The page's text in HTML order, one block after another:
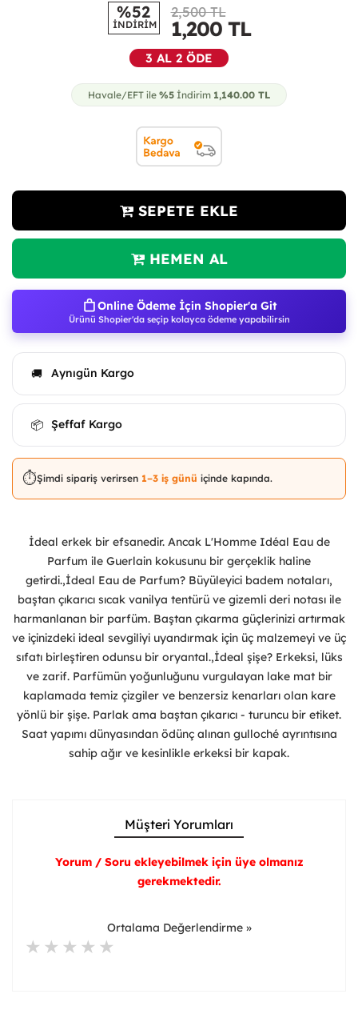
%52
İNDİRİM
2,500 TL
1,200TL
3 AL 2 ÖDE
Havale/EFT ile %5 İndirim 1,140.00 TL
SEPETE EKLE
HEMEN AL
Online Ödeme İçin Shopier'a Git
Ürünü Shopier'da seçip kolayca ödeme yapabilirsin
🚚 Aynıgün Kargo
📦 Şeffaf Kargo
⏱️Şimdi sipariş verirsen 1–3 iş günü içinde kapında.
İdeal erkek bir efsanedir. Ancak L'Homme Idéal Eau de
Parfum ile Guerlain kokusunu bir gerçeklik haline
getirdi.,İdeal Eau de Parfum? Büyüleyici badem notaları,
baştan çıkarıcı sıcak vanilya tentürü ve gizemli deri notası ile
harmanlanan bir parfüm. Baştan çıkarma güçlerinizi artırmak
ve içinizdeki ideal sevgiliyi uyandırmak için üç malzemeyi ve üç
sıfatı birleştiren odunsu bir oryantal.,İdeal şişe? Erkeksi, lüks
ve zarif. Parfümün yoğunluğunu vurgulayan lake mat bir
kaplamada temiz çizgiler ve benzersiz kenarları olan kare
yönlü bir şişe. Parlak ama baştan çıkarıcı - turuncu bir etiket.
Saat yapımı dünyasından ödünç alınan gulloché ayrıntısına
sahip ağır ve kesinlikle erkeksi bir kapak.
Müşteri Yorumları
Yorum / Soru ekleyebilmek için üye olmanız
gerekmektedir.
Ortalama Değerlendirme »